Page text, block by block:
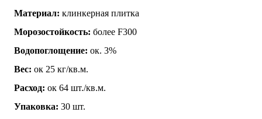
Материал: клинкерная плитка
Морозостойкость: более F300
Водопоглощение: ок. 3%
Вес: ок 25 кг/кв.м.
Расход: ок 64 шт./кв.м.
Упаковка: 30 шт.